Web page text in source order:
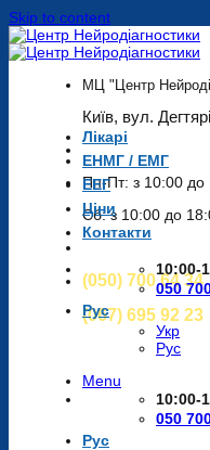
Skip to content
МЦ "Центр
Київ, вул.
Пн-Пт: з 10:00 до
Сб: з 10:00 до
(050) 700 64 34
(067) 695 92 23
Лікарі
ЕНМГ / ЕМГ
ЕЕГ
Ціни
Контакти
10:00-
050
Рус
Укр
Рус
Menu
10:00-
050
Рус